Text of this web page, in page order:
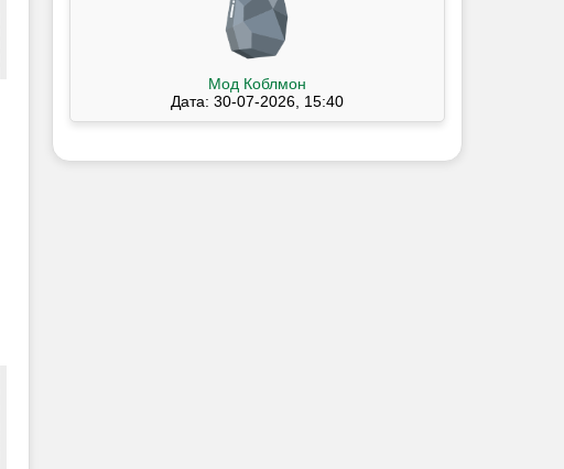
Мод Коблмон
Дата: 30-07-2026, 15:40